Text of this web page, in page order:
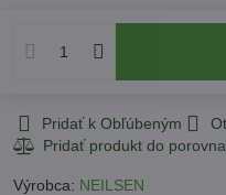
Pridať k Obľúbeným
Výrobca: NEILSEN